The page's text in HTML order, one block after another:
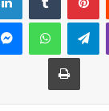
Messenger
Yazdır